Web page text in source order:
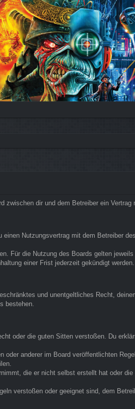
zwischen dir und dem Betreiber ein
Nutzungsvertrag mit dem Betreiber
Für die Nutzung des Boards gelten
einer Frist jederzeit gekündigt werden.
und unentgeltliches Recht,
bestehen.
oder die guten Sitten verstoßen. Du
anderer im Board veröffentlichten
die er nicht selbst erstellt hat oder
verstoßen oder geeignet sind, dem